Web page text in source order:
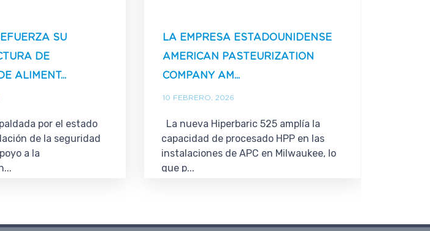
SU
DE
ALIMENT...
por el estado
de la seguridad
a la
LA EMPRESA ESTADOUNIDENSE
AMERICAN PASTEURIZATION
COMPANY AM...
10 FEBRERO, 2026
La nueva Hiperbaric 525 amplía la
capacidad de procesado HPP en las
instalaciones de APC en Milwaukee, lo
que p...